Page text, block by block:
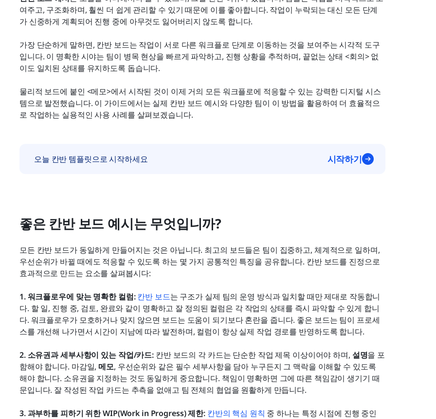
여주고, 구조화하며, 훨씬 더 쉽게 관리할 수 있기 때문에 이를 좋아합니다. 작업이 누락되는 대신 모든 단계
가 신중하게 계획되어 진행 중에 아무것도 잃어버리지 않도록 합니다.
가장 단순하게 말하면, 칸반 보드는 작업이 서로 다른 워크플로 단계로 이동하는 것을 보여주는 시각적 도구
입니다. 이 명확한 시야는 팀이 병목 현상을 빠르게 파악하고, 진행 상황을 추적하며, 끝없는 상태 <회의> 없
이도 일치된 상태를 유지하도록 돕습니다.
물리적 보드에 붙인 <메모>에서 시작된 것이 이제 거의 모든 워크플로에 적응할 수 있는 강력한 디지털 시스
템으로 발전했습니다. 이 가이드에서는 실제 칸반 보드 예시와 다양한 팀이 이 방법을 활용하여 더 효율적으
로 작업하는 실용적인 사용 사례를 살펴보겠습니다.
오늘 칸반 템플릿으로 시작하세요 시작하기
좋은 칸반 보드 예시는 무엇입니까?
모든 칸반 보드가 동일하게 만들어지는 것은 아닙니다. 최고의 보드들은 팀이 집중하고, 체계적으로 일하며,
우선순위가 바뀔 때에도 적응할 수 있도록 하는 몇 가지 공통적인 특징을 공유합니다. 칸반 보드를 진정으로
효과적으로 만드는 요소를 살펴봅시다:
1. 워크플로우에 맞는 명확한 컬럼: 칸반 보드는 구조가 실제 팀의 운영 방식과 일치할 때만 제대로 작동합니
다. 할 일, 진행 중, 검토, 완료와 같이 명확하고 잘 정의된 컬럼은 각 작업의 상태를 즉시 파악할 수 있게 합니
다. 워크플로우가 모호하거나 맞지 않으면 보드는 도움이 되기보다 혼란을 줍니다. 좋은 보드는 팀이 프로세
스를 개선해 나가면서 시간이 지남에 따라 발전하며, 컬럼이 항상 실제 작업 경로를 반영하도록 합니다.
2. 소유권과 세부사항이 있는 작업/카드: 칸반 보드의 각 카드는 단순한 작업 제목 이상이어야 하며, 설명을 포
함해야 합니다. 마감일, 메모, 우선순위와 같은 필수 세부사항을 담아 누구든지 그 맥락을 이해할 수 있도록
해야 합니다. 소유권을 지정하는 것도 동일하게 중요합니다. 책임이 명확하면 그에 따른 책임감이 생기기 때
문입니다. 잘 작성된 작업 카드는 추측을 없애고 팀 전체의 협업을 원활하게 만듭니다.
3. 과부하를 피하기 위한 WIP(Work in Progress) 제한: 칸반의 핵심 원칙 중 하나는 특정 시점에 진행 중인